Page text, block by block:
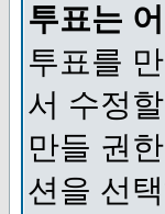
투표는
투표를
서 수정
만들 권
션을 선